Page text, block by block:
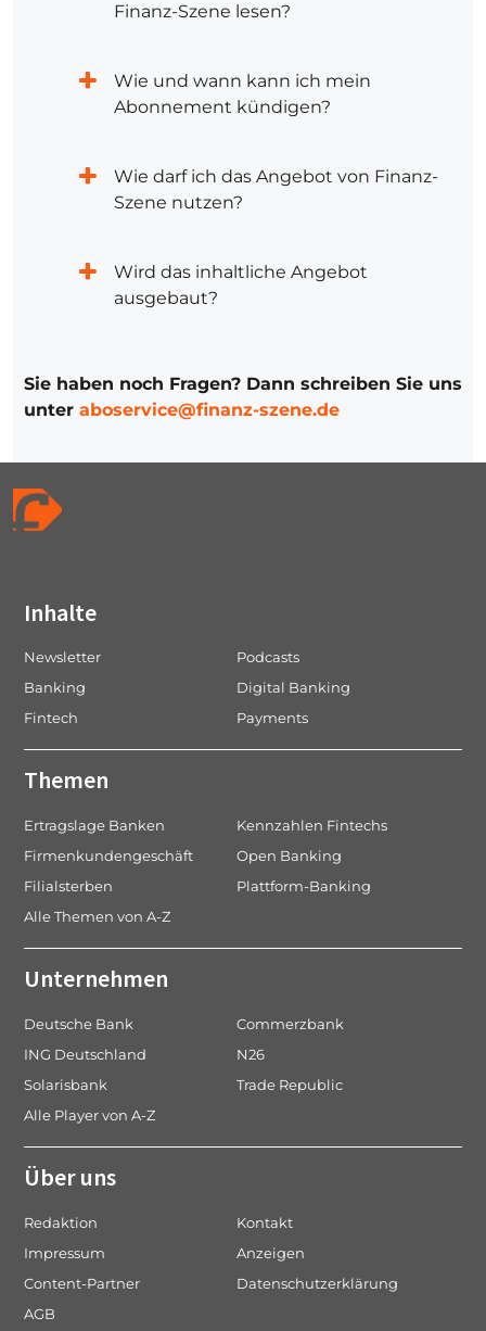
Finanz-Szene lesen?
Wie und wann kann ich mein
Abonnement kündigen?
Wie darf ich das Angebot von Finanz-
Szene nutzen?
Wird das inhaltliche Angebot
ausgebaut?
Sie haben noch Fragen? Dann schreiben Sie uns
unter aboservice@finanz-szene.de
Inhalte
Newsletter
Podcasts
Banking
Digital Banking
Fintech
Payments
Themen
Ertragslage Banken
Kennzahlen Fintechs
Firmenkundengeschäft
Open Banking
Filialsterben
Plattform-Banking
Alle Themen von A-Z
Unternehmen
Deutsche Bank
Commerzbank
ING Deutschland
N26
Solarisbank
Trade Republic
Alle Player von A-Z
Über uns
Redaktion
Kontakt
Impressum
Anzeigen
Content-Partner
Datenschutzerklärung
AGB